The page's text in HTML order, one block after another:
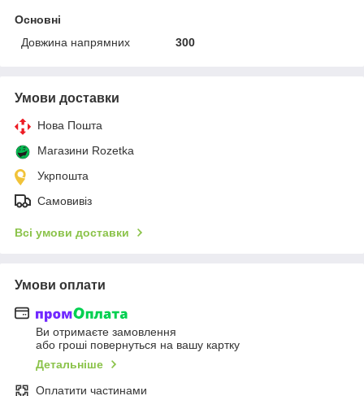
Основні
Довжина напрямних
300
Умови доставки
Нова Пошта
Магазини Rozetka
Укрпошта
Самовивіз
Всі умови доставки
Умови оплати
Ви отримаєте замовлення
або гроші повернуться на вашу картку
Детальніше
Оплатити частинами